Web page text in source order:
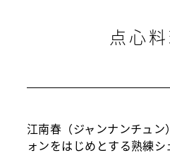
点心
江南春（ジャンナンチュ
ォンをはじめとする熟練